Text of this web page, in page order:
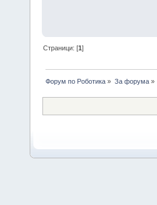
Страници: [1]
Форум по Роботика » За форума»